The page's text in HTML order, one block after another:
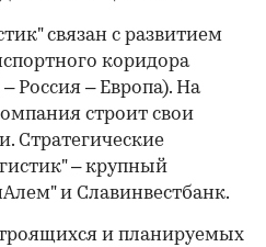
связан с развитием
коридора
Россия – Европа). На
строит свои
Стратегические
– крупный
и Славинвестбанк.
и планируемых